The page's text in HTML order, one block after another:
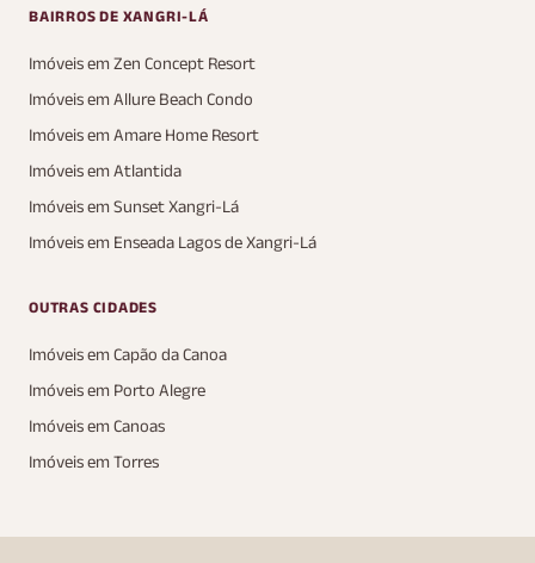
BAIRROS DE XANGRI-LÁ
Imóveis em Zen Concept Resort
Imóveis em Allure Beach Condo
Imóveis em Amare Home Resort
Imóveis em Atlantida
Imóveis em Sunset Xangri-Lá
Imóveis em Enseada Lagos de Xangri-Lá
OUTRAS CIDADES
Imóveis em Capão da Canoa
Imóveis em Porto Alegre
Imóveis em Canoas
Imóveis em Torres